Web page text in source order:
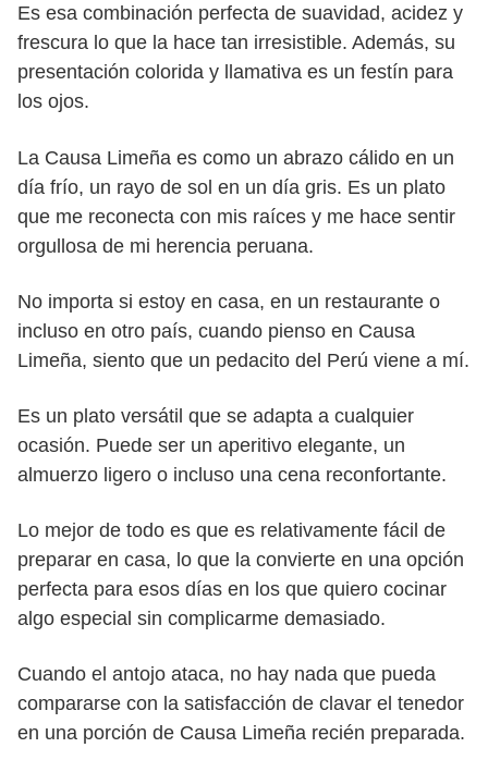
Es esa combinación perfecta de suavidad, acidez y
frescura lo que la hace tan irresistible. Además, su
presentación colorida y llamativa es un festín para
los ojos.
La Causa Limeña es como un abrazo cálido en un
día frío, un rayo de sol en un día gris. Es un plato
que me reconecta con mis raíces y me hace sentir
orgullosa de mi herencia peruana.
No importa si estoy en casa, en un restaurante o
incluso en otro país, cuando pienso en Causa
Limeña, siento que un pedacito del Perú viene a mí.
Es un plato versátil que se adapta a cualquier
ocasión. Puede ser un aperitivo elegante, un
almuerzo ligero o incluso una cena reconfortante.
Lo mejor de todo es que es relativamente fácil de
preparar en casa, lo que la convierte en una opción
perfecta para esos días en los que quiero cocinar
algo especial sin complicarme demasiado.
Cuando el antojo ataca, no hay nada que pueda
compararse con la satisfacción de clavar el tenedor
en una porción de Causa Limeña recién preparada.